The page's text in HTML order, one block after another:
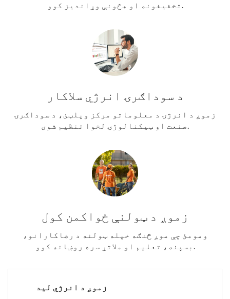
تخفیفونه او هڅونې وړاندیز کوو.
د سوداګرۍ انرژي سلاکار
زموږ د انرژۍ د معلوماتو مرکز وپلټئ، د سوداګرۍ
صنعت او ټیکنالوژۍ لخوا تنظیم شوی.
زموږ د ټولنې ځواکمن کول
ومومئ چې موږ څنګه خپله ټولنه د رضاکارانو،
زموږ د انرژي لید